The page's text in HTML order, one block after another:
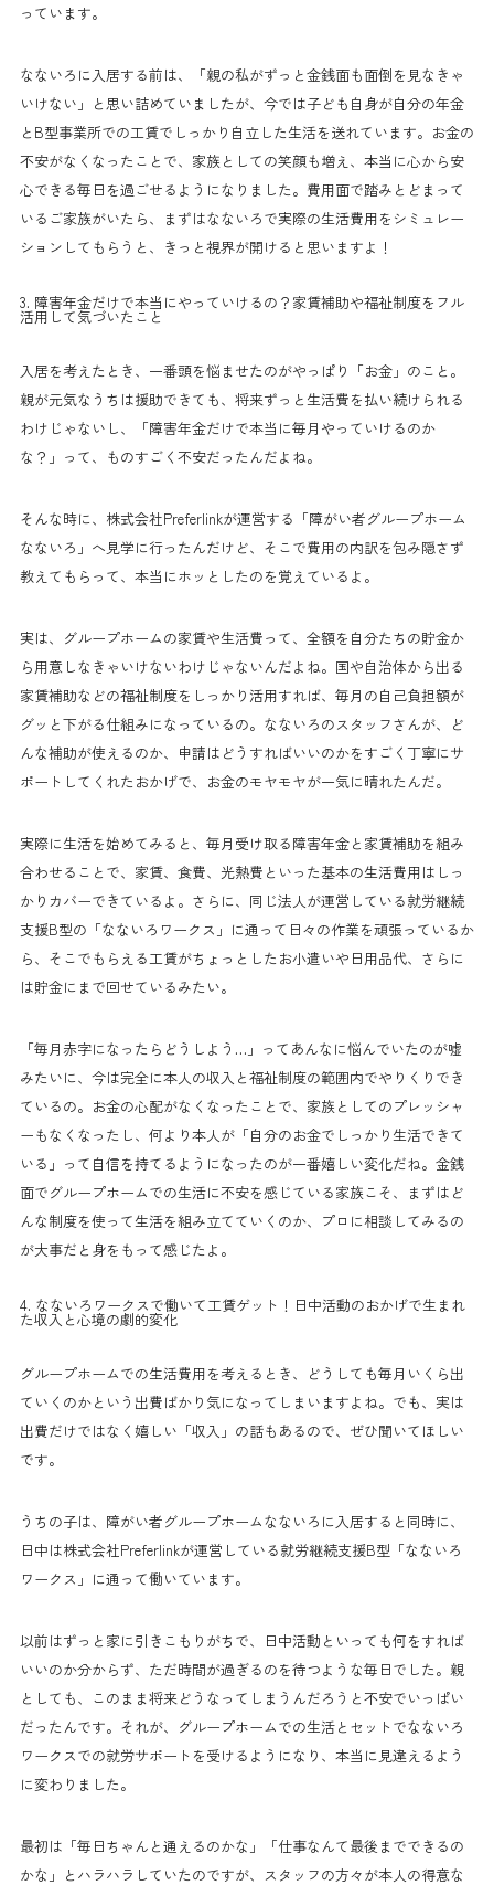
っています。
なないろに入居する前は、「親の私がずっと金銭面も面倒を見なきゃ
いけない」と思い詰めていましたが、今では子ども自身が自分の年金
とB型事業所での工賃でしっかり自立した生活を送れています。お金の
不安がなくなったことで、家族としての笑顔も増え、本当に心から安
心できる毎日を過ごせるようになりました。費用面で踏みとどまって
いるご家族がいたら、まずはなないろで実際の生活費用をシミュレー
ションしてもらうと、きっと視界が開けると思いますよ！
3. 障害年金だけで本当にやっていけるの？家賃補助や福祉制度をフル
活用して気づいたこと
入居を考えたとき、一番頭を悩ませたのがやっぱり「お金」のこと。
親が元気なうちは援助できても、将来ずっと生活費を払い続けられる
わけじゃないし、「障害年金だけで本当に毎月やっていけるのか
な？」って、ものすごく不安だったんだよね。
そんな時に、株式会社Preferlinkが運営する「障がい者グループホーム
なないろ」へ見学に行ったんだけど、そこで費用の内訳を包み隠さず
教えてもらって、本当にホッとしたのを覚えているよ。
実は、グループホームの家賃や生活費って、全額を自分たちの貯金か
ら用意しなきゃいけないわけじゃないんだよね。国や自治体から出る
家賃補助などの福祉制度をしっかり活用すれば、毎月の自己負担額が
グッと下がる仕組みになっているの。なないろのスタッフさんが、ど
んな補助が使えるのか、申請はどうすればいいのかをすごく丁寧にサ
ポートしてくれたおかげで、お金のモヤモヤが一気に晴れたんだ。
実際に生活を始めてみると、毎月受け取る障害年金と家賃補助を組み
合わせることで、家賃、食費、光熱費といった基本の生活費用はしっ
かりカバーできているよ。さらに、同じ法人が運営している就労継続
支援B型の「なないろワークス」に通って日々の作業を頑張っているか
ら、そこでもらえる工賃がちょっとしたお小遣いや日用品代、さらに
は貯金にまで回せているみたい。
「毎月赤字になったらどうしよう…」ってあんなに悩んでいたのが嘘
みたいに、今は完全に本人の収入と福祉制度の範囲内でやりくりでき
ているの。お金の心配がなくなったことで、家族としてのプレッシャ
ーもなくなったし、何より本人が「自分のお金でしっかり生活できて
いる」って自信を持てるようになったのが一番嬉しい変化だね。金銭
面でグループホームでの生活に不安を感じている家族こそ、まずはど
んな制度を使って生活を組み立てていくのか、プロに相談してみるの
が大事だと身をもって感じたよ。
4. なないろワークスで働いて工賃ゲット！日中活動のおかげで生まれ
た収入と心境の劇的変化
グループホームでの生活費用を考えるとき、どうしても毎月いくら出
ていくのかという出費ばかり気になってしまいますよね。でも、実は
出費だけではなく嬉しい「収入」の話もあるので、ぜひ聞いてほしい
です。
うちの子は、障がい者グループホームなないろに入居すると同時に、
日中は株式会社Preferlinkが運営している就労継続支援B型「なないろ
ワークス」に通って働いています。
以前はずっと家に引きこもりがちで、日中活動といっても何をすれば
いいのか分からず、ただ時間が過ぎるのを待つような毎日でした。親
としても、このまま将来どうなってしまうんだろうと不安でいっぱい
だったんです。それが、グループホームでの生活とセットでなないろ
ワークスでの就労サポートを受けるようになり、本当に見違えるよう
に変わりました。
最初は「毎日ちゃんと通えるのかな」「仕事なんて最後までできるの
かな」とハラハラしていたのですが、スタッフの方々が本人の得意な